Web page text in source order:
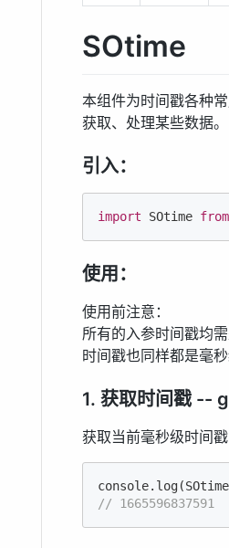
SOtime
本组件为时间戳各种
获取、处理某些数据。
引入：
import SOtime from
使用：
使用前注意：
所有的入参时间戳均
时间戳也同样都是毫秒
1. 获取时间戳 --
获取当前毫秒级时间戳
console. log
// 1665596837591